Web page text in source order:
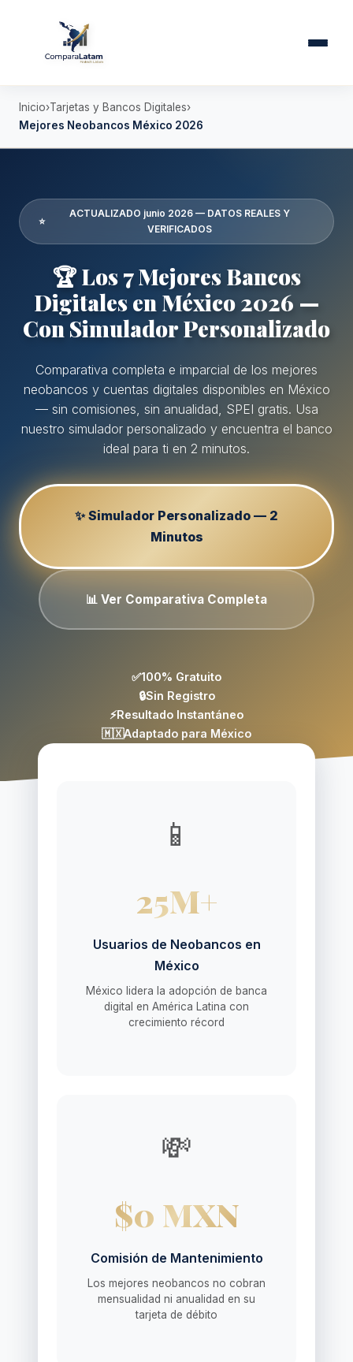
Inicio Tarjetas y Bancos Digitales
Mejores Neobancos México 2026
⭐
ACTUALIZADO junio 2026 — DATOS REALES Y
VERIFICADOS
🏆 Los 7 Mejores Bancos
Digitales en México 2026 —
Con Simulador Personalizado
Comparativa completa e imparcial de los mejores
neobancos y cuentas digitales disponibles en México
— sin comisiones, sin anualidad, SPEI gratis. Usa
nuestro simulador personalizado y encuentra el banco
ideal para ti en 2 minutos.
✨ Simulador Personalizado — 2
Minutos
📊 Ver Comparativa Completa
✅100% Gratuito
🔒Sin Registro
⚡Resultado Instantáneo
🇲🇽Adaptado para México
📱
25M+
Usuarios de Neobancos en
México
México lidera la adopción de banca
digital en América Latina con
crecimiento récord
💸
$0 MXN
Comisión de Mantenimiento
Los mejores neobancos no cobran
mensualidad ni anualidad en su
tarjeta de débito